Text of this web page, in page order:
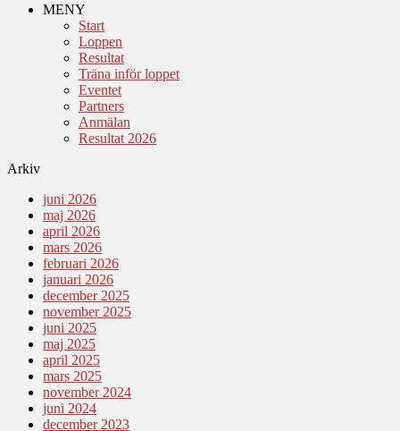
MENY
Start
Loppen
Resultat
Träna inför loppet
Eventet
Partners
Anmälan
Resultat 2026
Arkiv
juni 2026
maj 2026
april 2026
mars 2026
februari 2026
januari 2026
december 2025
november 2025
juni 2025
maj 2025
april 2025
mars 2025
november 2024
juni 2024
december 2023